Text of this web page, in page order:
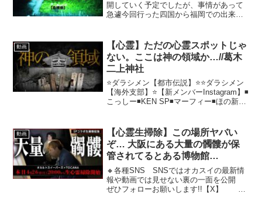
開していく予定でしたが、事情があって
急遽今回行った四国から福岡での出来事
我々が編集時に聞こえたもの、見えたも
のをテロップとしています...
動画
【心霊】ただの心霊スポットじゃ
ない。ここは神の領域か…//葛木
二上神社
⭐️ダラシメン【都市伝説】⭐️⭐️ダラシメン
【海外支部】⭐️【新メンバーInstagram】◾️
こっしー◾️KEN SP◾️マーフィー◾️ほの新メ
ーかず】■や...
動画
【心霊生掃除】この場所ヤバい
ぞ… 大阪にある大量の髑髏が保
管されてるとある博物館
【TOCANA】【心霊コラボ生配
信】
🔸各種SNS SNSではオカスイの最新情
報や動画では見せない裏の一面を公開
ぜひフォローお願いします!!【X】 🔷